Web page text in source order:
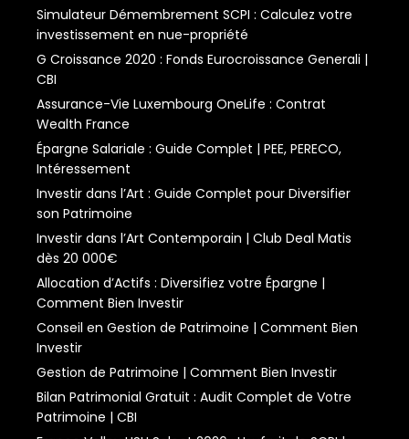
Simulateur Démembrement SCPI : Calculez votre
investissement en nue-propriété
G Croissance 2020 : Fonds Eurocroissance Generali |
CBI
Assurance-Vie Luxembourg OneLife : Contrat
Wealth France
Épargne Salariale : Guide Complet | PEE, PERECO,
Intéressement
Investir dans l’Art : Guide Complet pour Diversifier
son Patrimoine
Investir dans l’Art Contemporain | Club Deal Matis
dès 20 000€
Allocation d’Actifs : Diversifiez votre Épargne |
Comment Bien Investir
Conseil en Gestion de Patrimoine | Comment Bien
Investir
Gestion de Patrimoine | Comment Bien Investir
Bilan Patrimonial Gratuit : Audit Complet de Votre
Patrimoine | CBI